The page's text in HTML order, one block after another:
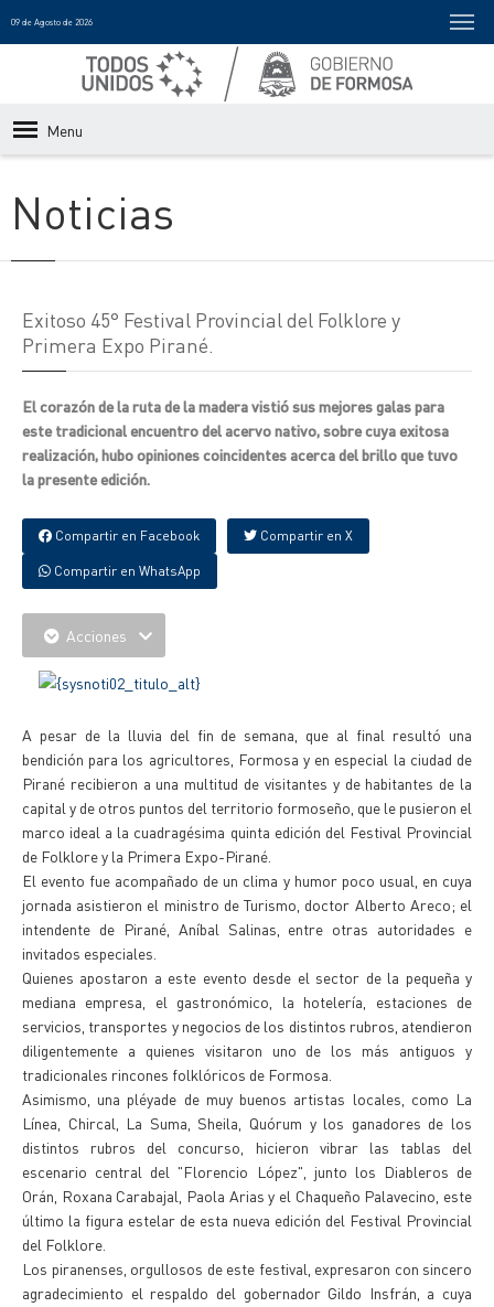
09 de Agosto de 2026
Menu
Noticias
Exitoso 45° Festival Provincial del Folklore y
Primera Expo Pirané.
El corazón de la ruta de la madera vistió sus mejores galas para
este tradicional encuentro del acervo nativo, sobre cuya exitosa
realización, hubo opiniones coincidentes acerca del brillo que tuvo
la presente edición.
Compartir en Facebook Compartir en X
Compartir en WhatsApp
Acciones
A pesar de la lluvia del fin de semana, que al final resultó una
bendición para los agricultores, Formosa y en especial la ciudad de
Pirané recibieron a una multitud de visitantes y de habitantes de la
capital y de otros puntos del territorio formoseño, que le pusieron el
marco ideal a la cuadragésima quinta edición del Festival Provincial
de Folklore y la Primera Expo-Pirané.
El evento fue acompañado de un clima y humor poco usual, en cuya
jornada asistieron el ministro de Turismo, doctor Alberto Areco; el
intendente de Pirané, Aníbal Salinas, entre otras autoridades e
invitados especiales.
Quienes apostaron a este evento desde el sector de la pequeña y
mediana empresa, el gastronómico, la hotelería, estaciones de
servicios, transportes y negocios de los distintos rubros, atendieron
diligentemente a quienes visitaron uno de los más antiguos y
tradicionales rincones folklóricos de Formosa.
Asimismo, una pléyade de muy buenos artistas locales, como La
Línea, Chircal, La Suma, Sheila, Quórum y los ganadores de los
distintos rubros del concurso, hicieron vibrar las tablas del
escenario central del "Florencio López", junto los Diableros de
Orán, Roxana Carabajal, Paola Arias y el Chaqueño Palavecino, este
último la figura estelar de esta nueva edición del Festival Provincial
del Folklore.
Los piranenses, orgullosos de este festival, expresaron con sincero
agradecimiento el respaldo del gobernador Gildo Insfrán, a cuya